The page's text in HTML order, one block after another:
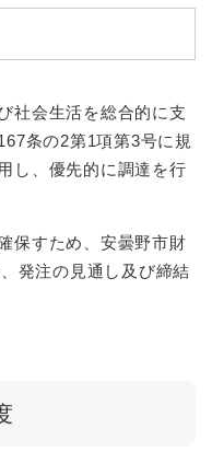
社会生活を総合的に支
条の2第1項第3号に規
し、優先的に調達を行
保すため、安曇野市財
発注の見通し及び締結